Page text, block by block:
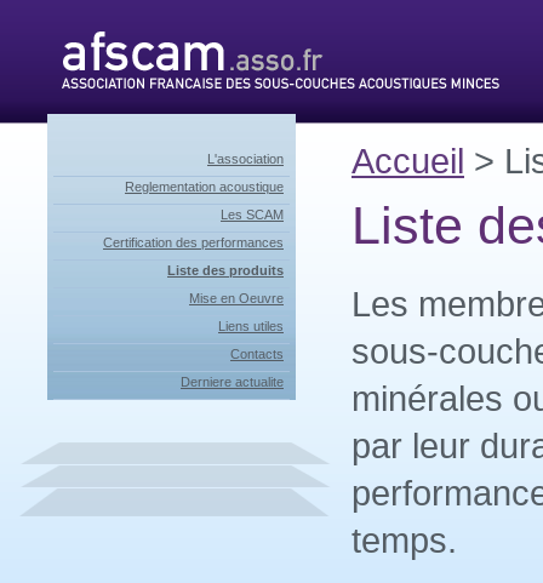
L'association
Reglementation acoustique
Les SCAM
Certification des performances
Liste des produits
Mise en Oeuvre
Liens utiles
Contacts
Derniere actualite
Accueil >
Liste
Les
sous-
minérales
par leur
temps.